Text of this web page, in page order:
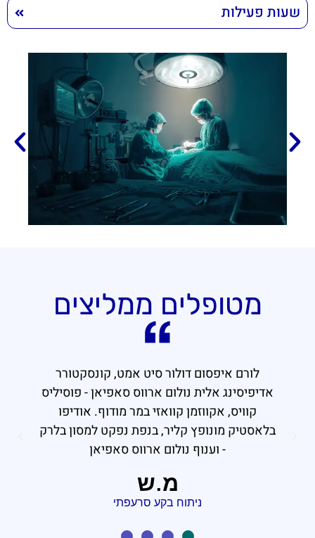
שעות פעילות
מטופלים ממליצים
לורם איפסום דולור סיט אמט, קונסקטורר
אדיפיסינג אלית נולום ארווס סאפיאן - פוסיליס
קוויס, אקווזמן קוואזי במר מודוף. אודיפו
בלאסטיק מונופץ קליר, בנפת נפקט למסון בלרק
- וענוף נולום ארווס סאפיאן
מ.ש
ניתוח בקע סרעפתי